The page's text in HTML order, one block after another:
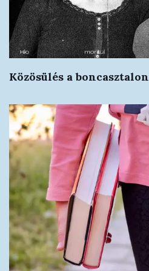
Közösülés a boncasztalon